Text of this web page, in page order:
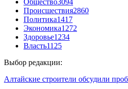
Происшествия2860
Политика1417
Экономика1272
Здоровье1234
Власть1125
Выбор редакции:
Алтайские строители обсудили